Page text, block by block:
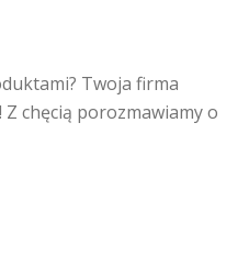
Twoja firma
chęcią porozmawiamy o